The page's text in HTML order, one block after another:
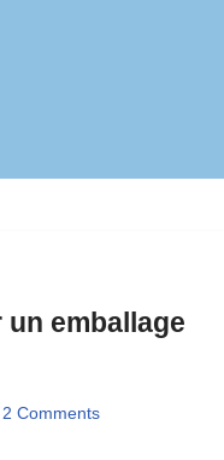
emballage
2 Comments